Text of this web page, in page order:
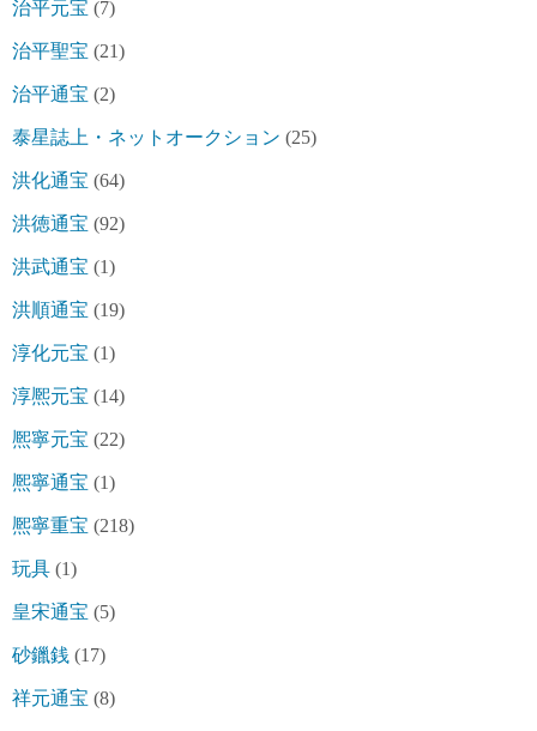
治平元宝 (7)
治平聖宝 (21)
治平通宝 (2)
泰星誌上・ネットオークション (25)
洪化通宝 (64)
洪徳通宝 (92)
洪武通宝 (1)
洪順通宝 (19)
淳化元宝 (1)
淳熈元宝 (14)
熈寧元宝 (22)
熈寧通宝 (1)
熈寧重宝 (218)
玩具 (1)
皇宋通宝 (5)
砂鑞銭 (17)
祥元通宝 (8)